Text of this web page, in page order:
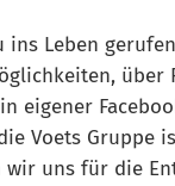
Leben
eigener
Voets Gruppe
wir uns für die